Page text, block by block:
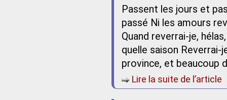
Passent les jours et
passé Ni les amours
Quand reverrai-je,
quelle saison Reverrai-
province, et beaucoup
Lire la suite de l’article